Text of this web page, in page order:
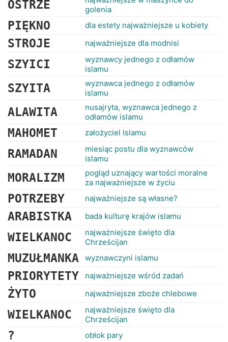
OSTRZE
golenia
PIĘKNO dla estety najważniejsze u kobiety
STROJE najważniejsze dla modnisi
SZYICI
wyznawcy jednego z odłamów
islamu
SZYITA
wyznawca jednego z odłamów
islamu
ALAWITA
nusajryta, wyznawca jednego z
odłamów islamu
MAHOMET założyciel Islamu
RAMADAN
miesiąc postu dla wyznawców
islamu
MORALIZM
pogląd uznający wartości moralne
za najważniejsze w życiu
POTRZEBY najważniejsze są własne?
ARABISTKA bada kulturę krajów islamu
WIELKANOC
najważniejsze święto dla
Chrześcijan
MUZUŁMANKA wyznawczyni islamu
PRIORYTETY najważniejsze wśród zadań
ŻYTO najważniejsze zboże chlebowe
WIELKANOC
najważniejsze święto dla
Chrześcijan
? obłok pary